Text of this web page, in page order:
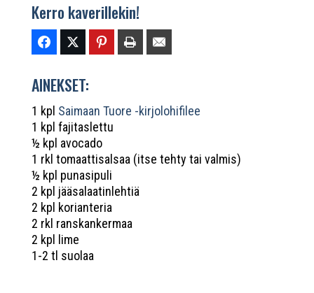
Kerro kaverillekin!
AINEKSET:
1 kpl Saimaan Tuore -kirjolohifilee
1 kpl fajitaslettu
½ kpl avocado
1 rkl tomaattisalsaa (itse tehty tai valmis)
½ kpl punasipuli
2 kpl jääsalaatinlehtiä
2 kpl korianteria
2 rkl ranskankermaa
2 kpl lime
1-2 tl suolaa